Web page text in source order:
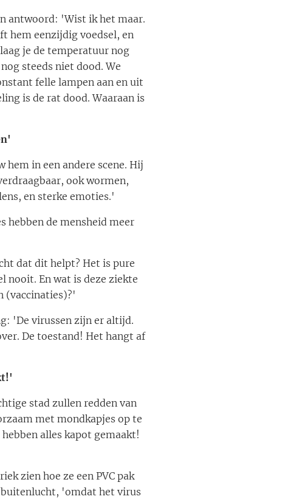
antwoord: 'Wist ik het maar.
hem eenzijdig voedsel, en
je de temperatuur nog
steeds niet dood. We
felle lampen aan en uit
is de rat dood. Waaraan is
in een andere scene. Hij
ook wormen,
en sterke emoties.'
hebben de mensheid meer
dat dit helpt? Het is pure
nooit. En wat is deze ziekte
(vaccinaties)?'
'De virussen zijn er altijd.
De toestand! Het hangt af
stad zullen redden van
met mondkapjes op te
alles kapot gemaakt!
zien hoe ze een PVC pak
'omdat het virus